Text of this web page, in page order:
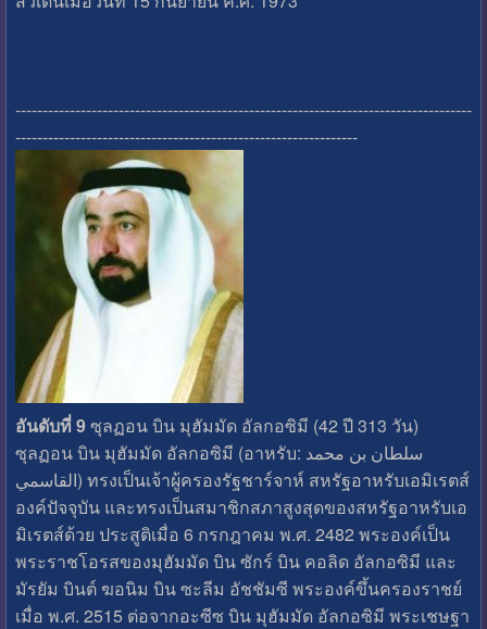
------------------------------------------------------------------------------------
---------------------------------------------------------------
อันดับที่ 9ซุลฏอน บิน มุฮัมมัด อัลกอซิมี (42 ปี 313 วัน)
ซุลฏอน บิน มุฮัมมัด อัลกอซิมี (อาหรับ: سلطان بن محمد
القاسمي‎) ทรงเป็นเจ้าผู้ครองรัฐชาร์จาห์ สหรัฐอาหรับเอมิเรตส์
องค์ปัจจุบัน และทรงเป็นสมาชิกสภาสูงสุดของสหรัฐอาหรับเอ
มิเรตส์ด้วย ประสูติเมื่อ 6 กรกฎาคม พ.ศ. 2482 พระองค์เป็น
พระราชโอรสของมุฮัมมัด บิน ซักร์ บิน คอลิด อัลกอซิมี และ
มัรยัม บินต์ ฆอนิม บิน ซะลีม อัชชัมซี พระองค์ขึ้นครองราชย์
เมื่อ พ.ศ. 2515 ต่อจากอะซีซ บิน มุฮัมมัด อัลกอซิมี พระเชษฐา